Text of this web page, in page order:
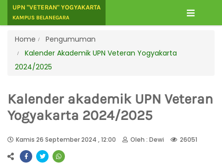
UPN "VETERAN" YOGYAKARTA
KAMPUS BELANEGARA
Home
Pengumuman
Kalender Akademik UPN Veteran Yogyakarta
2024/2025
Kalender akademik UPN Veteran
Yogyakarta 2024/2025
Kamis 26 September 2024 , 12:00 Oleh : Dewi 26051